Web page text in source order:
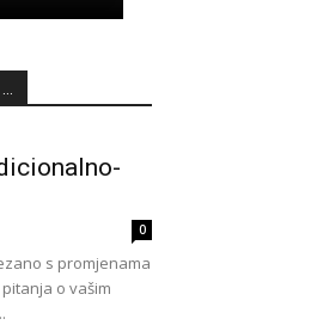
0
s promjenama
o vašim